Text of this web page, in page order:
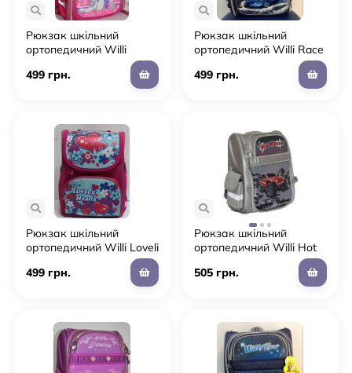
Рюкзак шкільний
ортопедичний Willi
499 грн.
Рюкзак шкільний
ортопедичний Willi Race
499 грн.
Рюкзак шкільний
ортопедичний Willi Loveli
499 грн.
Рюкзак шкільний
ортопедичний Willi Hot
505 грн.